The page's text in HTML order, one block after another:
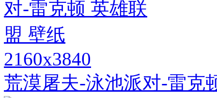
2160x3840
荒漠屠夫-泳池派对-雷克